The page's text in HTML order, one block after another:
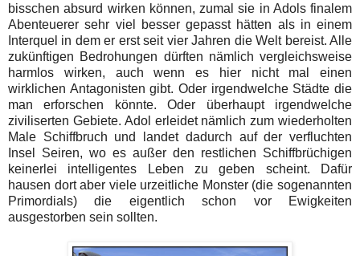
bisschen absurd wirken können, zumal sie in Adols finalem
Abenteuerer sehr viel besser gepasst hätten als in einem
Interquel in dem er erst seit vier Jahren die Welt bereist. Alle
zukünftigen Bedrohungen dürften nämlich vergleichsweise
harmlos wirken, auch wenn es hier nicht mal einen
wirklichen Antagonisten gibt. Oder irgendwelche Städte die
man erforschen könnte. Oder überhaupt irgendwelche
ziviliserten Gebiete. Adol erleidet nämlich zum wiederholten
Male Schiffbruch und landet dadurch auf der verfluchten
Insel Seiren, wo es außer den restlichen Schiffbrüchigen
keinerlei intelligentes Leben zu geben scheint. Dafür
hausen dort aber viele urzeitliche Monster (die sogenannten
Primordials) die eigentlich schon vor Ewigkeiten
ausgestorben sein sollten.